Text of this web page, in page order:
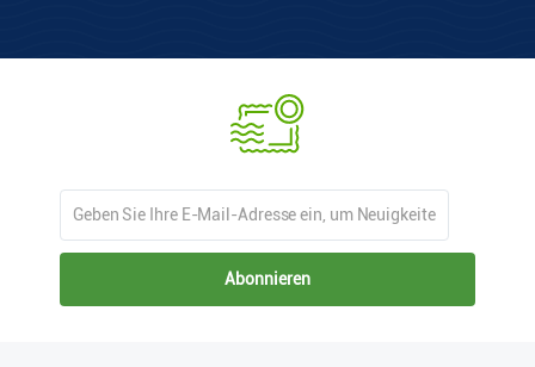
Abonnieren